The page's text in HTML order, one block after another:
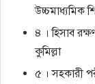
উচ্চমাধ্যমিক
৪ । হিসাব
কুমিল্লা
৫ । সহকারী